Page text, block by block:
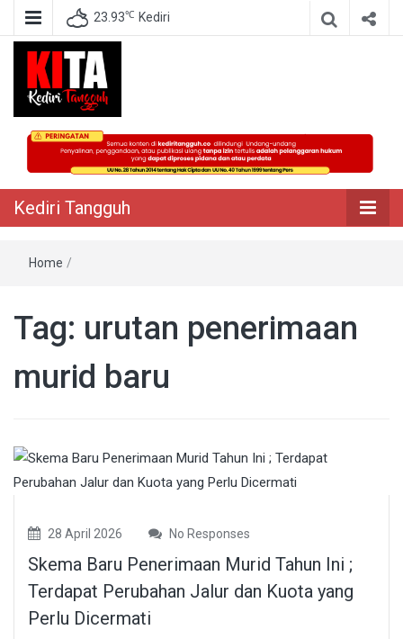
23.93℃ Kediri
Kediri Tangguh
Berita Akurat Terpercaya
Kediri Tangguh
Home /
Tag: urutan penerimaan
murid baru
28 April 2026 No Responses
Skema Baru Penerimaan Murid Tahun Ini ;
Terdapat Perubahan Jalur dan Kuota yang
Perlu Dicermati